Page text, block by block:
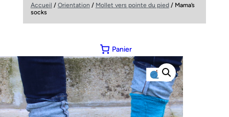
Accueil / Orientation / Mollet vers pointe du pied / Mama’s
socks
Panier